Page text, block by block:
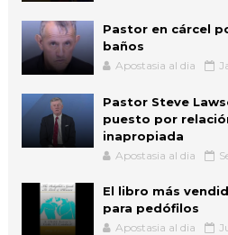
Pastor en cárcel
baños
Apostasia al dia
Pastor Steve
puesto por
inapropiada
Apostasia al dia
El libro más
para pedófilos
Apostasia al dia